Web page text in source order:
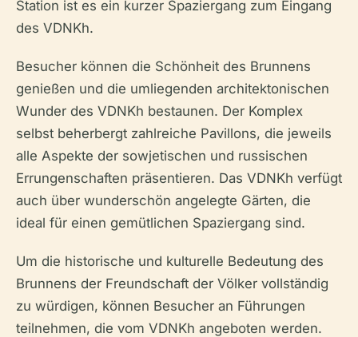
Station ist es ein kurzer Spaziergang zum Eingang
des VDNKh.
Besucher können die Schönheit des Brunnens
genießen und die umliegenden architektonischen
Wunder des VDNKh bestaunen. Der Komplex
selbst beherbergt zahlreiche Pavillons, die jeweils
alle Aspekte der sowjetischen und russischen
Errungenschaften präsentieren. Das VDNKh verfügt
auch über wunderschön angelegte Gärten, die
ideal für einen gemütlichen Spaziergang sind.
Um die historische und kulturelle Bedeutung des
Brunnens der Freundschaft der Völker vollständig
zu würdigen, können Besucher an Führungen
teilnehmen, die vom VDNKh angeboten werden.